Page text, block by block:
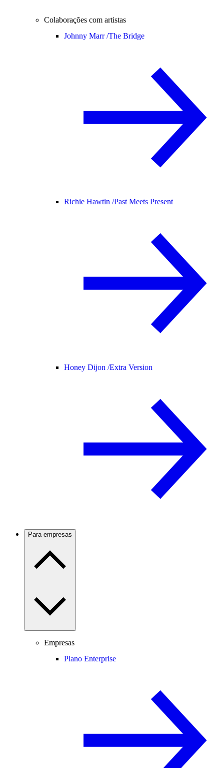
Colaborações com artistas
Johnny Marr /The Bridge
Richie Hawtin /Past Meets Present
Honey Dijon /Extra Version
Para empresas
Empresas
Plano Enterprise